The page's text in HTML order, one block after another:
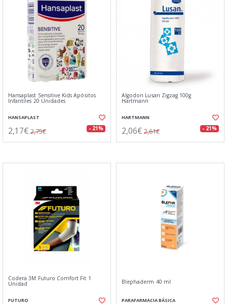
Hansaplast Sensitive Kids Apósitos
Infantiles 20 Unidades
HANSAPLAST
2,17€ 2,75€ - 21%
Algodon Lusan Zigzag 100g
Hartmann
HARTMANN
2,06€ 2,61€ - 21%
Codera 3M Futuro Comfort Fit 1
Unidad
FUTURO
Blephaderm 40 ml
PARAFARMACIA BÁSICA